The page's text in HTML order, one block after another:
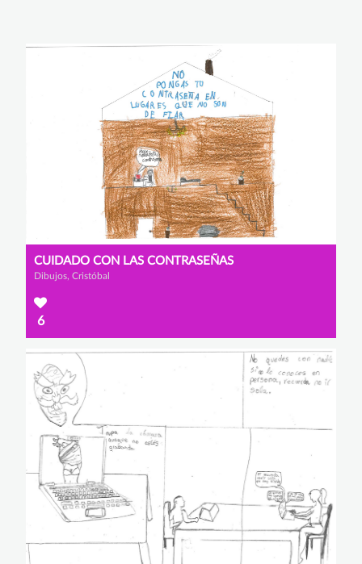
CUIDADO CON LAS CONTRASEÑAS
Dibujos, Cristóbal
6